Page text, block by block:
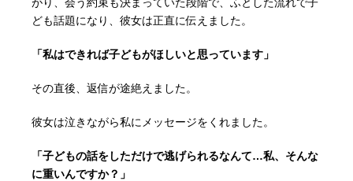
ども話題になり、彼女は正直に伝えました。
「私はできれば子どもがほしいと思っています」
その直後、返信が途絶えました。
彼女は泣きながら私にメッセージをくれました。
「子どもの話をしただけで逃げられるなんて…私、そんな
に重いんですか？」